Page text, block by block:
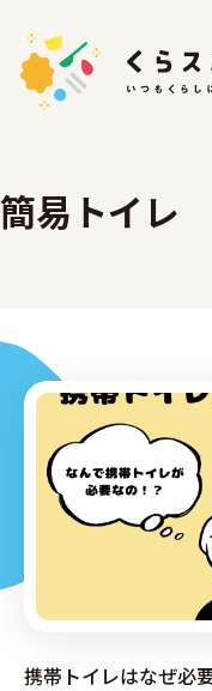
ぼうさい部
簡易トイレ
携帯トイレはなぜ必